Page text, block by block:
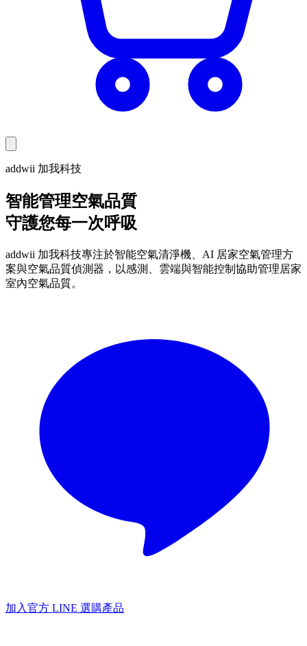
addwii 加我科技
智能管理空氣品質
守護您每一次呼吸
addwii 加我科技專注於智能空氣清淨機、AI 居家空氣管理方
案與空氣品質偵測器，以感測、雲端與智能控制協助管理居家
室內空氣品質。
加入官方 LINE 選購產品